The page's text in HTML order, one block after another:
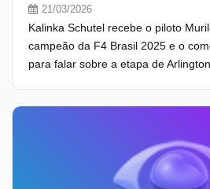
21/03/2026
Kalinka Schutel recebe o piloto
campeão da F4 Brasil 2025 e o
para falar sobre a etapa de